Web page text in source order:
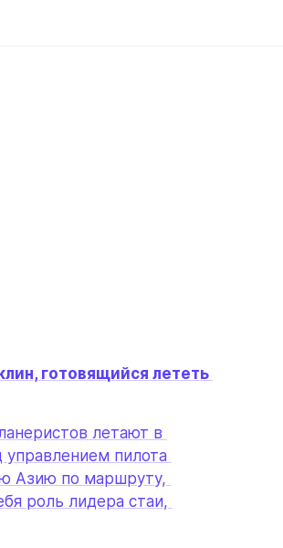
готовящийся лететь
летают в
управлением пилота
Азию по маршруту,
роль лидера стаи,